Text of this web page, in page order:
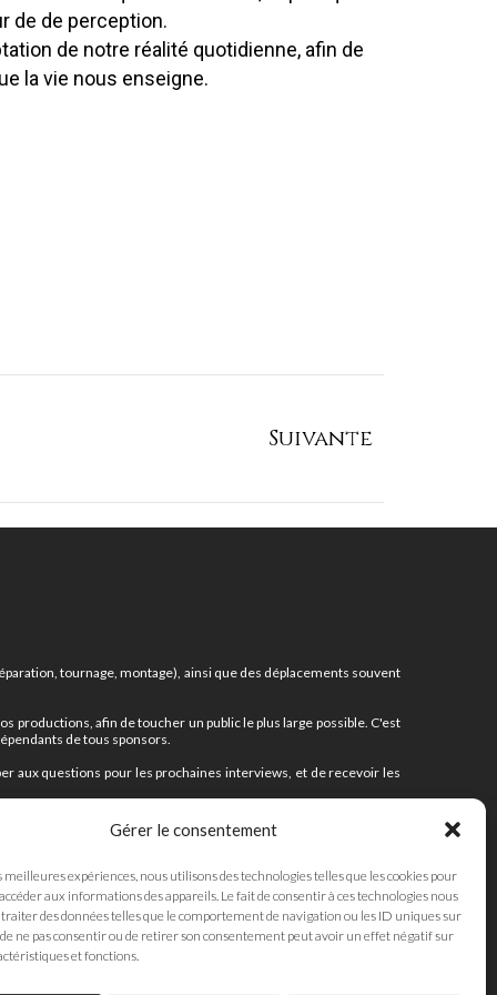
Gérer le consentement
expériences, nous utilisons des technologies telles que les cookies pour
aux informations des appareils. Le fait de consentir à ces technologies nous
des données telles que le comportement de navigation ou les ID uniques sur
de ne pas consentir ou de retirer son consentement peut avoir un effet négatif sur
et fonctions.
de de perception.
de notre réalité quotidienne, afin de
la vie nous enseigne.
Suivante
tournage, montage), ainsi que des déplacements souvent
productions, afin de toucher un public le plus large possible. C'est
de tous sponsors.
aux questions pour les prochaines interviews, et de recevoir les
JE SOUTIENS